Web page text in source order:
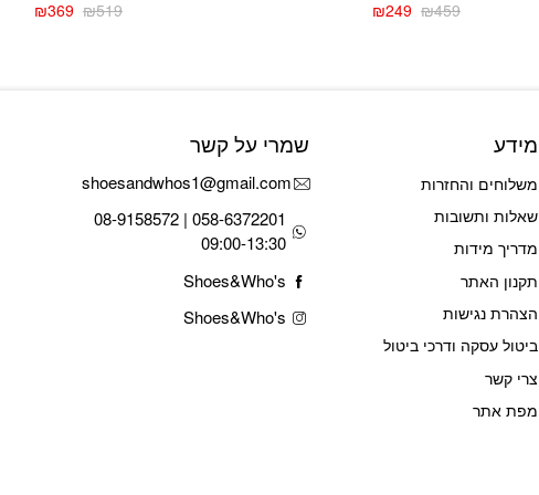
₪459
המחיר
₪249
המחיר
₪519
המחיר
₪369
המחיר
מידע
משלוחים והחזרות
שאלות ותשובות
מדריך מידות
תקנון האתר
הצהרת נגישות
ביטול עסקה ודרכי ביטול
צרי קשר
מפת אתר
שמרי על קשר
shoesandwhos1@gmail.com
058-6372201 | 08-9158572
09:00-13:30
Shoes&Who's
Shoes&Who's